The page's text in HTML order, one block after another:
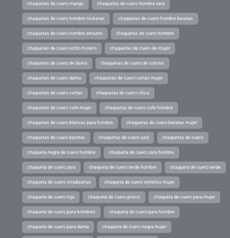
chaquetas de cuero mango chaquetas de cuero hombre zara
chaquetas de cuero hombre rockeras chaquetas de cuero hombre baratas
chaquetas de cuero hombre amazon chaquetas de cuero hombre
chaquetas de cuero estilo motero chaquetas de cuero de mujer
chaquetas de cuero de dama chaquetas de cuero de colores
chaquetas de cuero dama chaquetas de cuero cortas mujer
chaquetas de cuero cortas chaquetas de cuero chica
chaquetas de cuero cafe mujer chaquetas de cuero cafe hombre
chaquetas de cuero blancas para hombre chaquetas de cuero baratas mujer
chaquetas de cuero baratas chaquetas de cuero azul chaquetas de cuero
chaqueta negra de cuero hombre chaqueta de cuero zara hombre
chaqueta de cuero zara chaqueta de cuero verde hombre chaqueta de cuero verde
chaqueta de cuero stradivarius chaqueta de cuero sintetico mujer
chaqueta de cuero roja chaqueta de cuero precio chaqueta de cuero para mujer
chaqueta de cuero para hombres chaqueta de cuero para hombre
chaqueta de cuero para dama chaqueta de cuero negra mujer